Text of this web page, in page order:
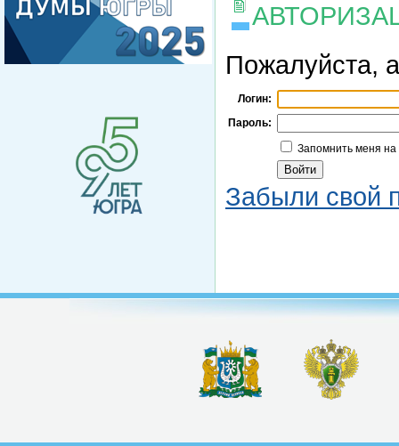
Пожалуйста,
Логин:
Пароль:
Запомнить меня
Забыли свой